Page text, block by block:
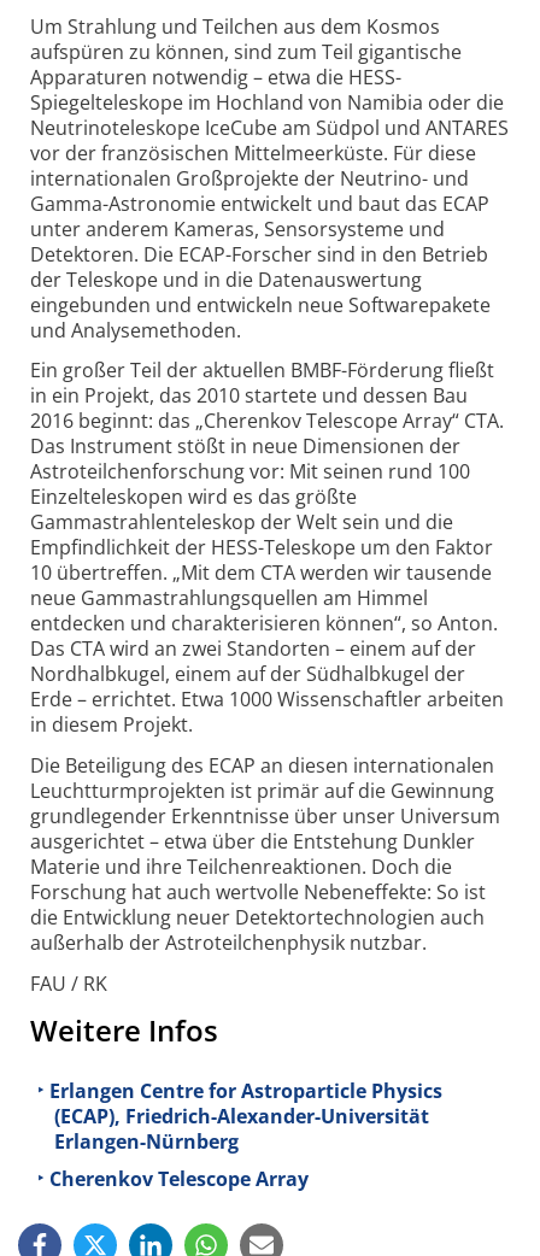
Um Strahlung und Teilchen aus dem Kosmos
aufspüren zu können, sind zum Teil gigantische
Apparaturen notwendig – etwa die HESS-
Spiegelteleskope im Hochland von Namibia oder die
Neutrinoteleskope IceCube am Südpol und ANTARES
vor der französischen Mittelmeerküste. Für diese
internationalen Großprojekte der Neutrino- und
Gamma-Astronomie entwickelt und baut das ECAP
unter anderem Kameras, Sensorsysteme und
Detektoren. Die ECAP-Forscher sind in den Betrieb
der Teleskope und in die Datenauswertung
eingebunden und entwickeln neue Softwarepakete
und Analysemethoden.
Ein großer Teil der aktuellen BMBF-Förderung fließt
in ein Projekt, das 2010 startete und dessen Bau
2016 beginnt: das „Cherenkov Telescope Array“ CTA.
Das Instrument stößt in neue Dimensionen der
Astroteilchenforschung vor: Mit seinen rund 100
Einzelteleskopen wird es das größte
Gammastrahlenteleskop der Welt sein und die
Empfindlichkeit der HESS-Teleskope um den Faktor
10 übertreffen. „Mit dem CTA werden wir tausende
neue Gammastrahlungsquellen am Himmel
entdecken und charakterisieren können“, so Anton.
Das CTA wird an zwei Standorten – einem auf der
Nordhalbkugel, einem auf der Südhalbkugel der
Erde – errichtet. Etwa 1000 Wissenschaftler arbeiten
in diesem Projekt.
Die Beteiligung des ECAP an diesen internationalen
Leuchtturmprojekten ist primär auf die Gewinnung
grundlegender Erkenntnisse über unser Universum
ausgerichtet – etwa über die Entstehung Dunkler
Materie und ihre Teilchenreaktionen. Doch die
Forschung hat auch wertvolle Nebeneffekte: So ist
die Entwicklung neuer Detektortechnologien auch
außerhalb der Astroteilchenphysik nutzbar.
FAU / RK
Weitere Infos
Erlangen Centre for Astroparticle Physics
(ECAP), Friedrich-Alexander-Universität
Erlangen-Nürnberg
Cherenkov Telescope Array